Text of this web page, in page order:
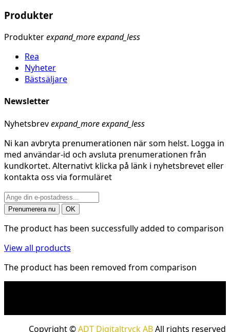
Produkter
Produkterexpand_moreexpand_less
Rea
Nyheter
Bästsäljare
Newsletter
Nyhetsbrevexpand_moreexpand_less
Ni kan avbryta prenumerationen när som helst. Logga in
med användar-id och avsluta prenumerationen från
kundkortet. Alternativt klicka på länk i nyhetsbrevet eller
kontakta oss via formuläret
The product has been successfully added to comparison
View all products
The product has been removed from comparison
Copyright ©ADT Digitaltryck ABAll rights reserved